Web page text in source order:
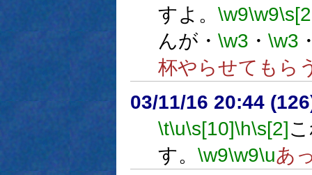
すよ。 \w9\w9
んが・ \w3 ・ \w3
杯やらせてもら
03/11/16 20:44
\t\u\s[10]\h\s[2]
す。 \w9\w9\uあ